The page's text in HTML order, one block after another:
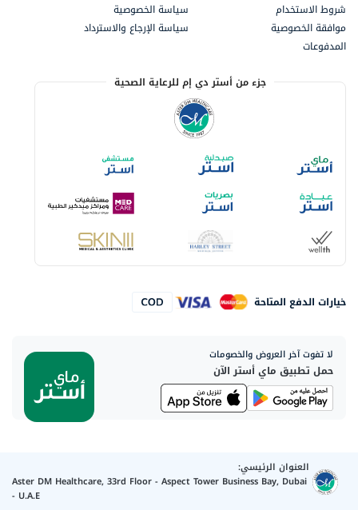
شروط الاستخدام
سياسة الخصوصية
موافقة الخصوصية
سياسة الإرجاع والاسترداد
المدفوعات
جزء من أستر دي إم للرعاية الصحية
خيارات الدفع المتاحة
لا تفوت آخر العروض والخصومات
حمل تطبيق ماي أستر الآن
العنوان الرئيسي:
Aster DM Healthcare, 33rd Floor - Aspect Tower Business Bay, Dubai
- U.A.E